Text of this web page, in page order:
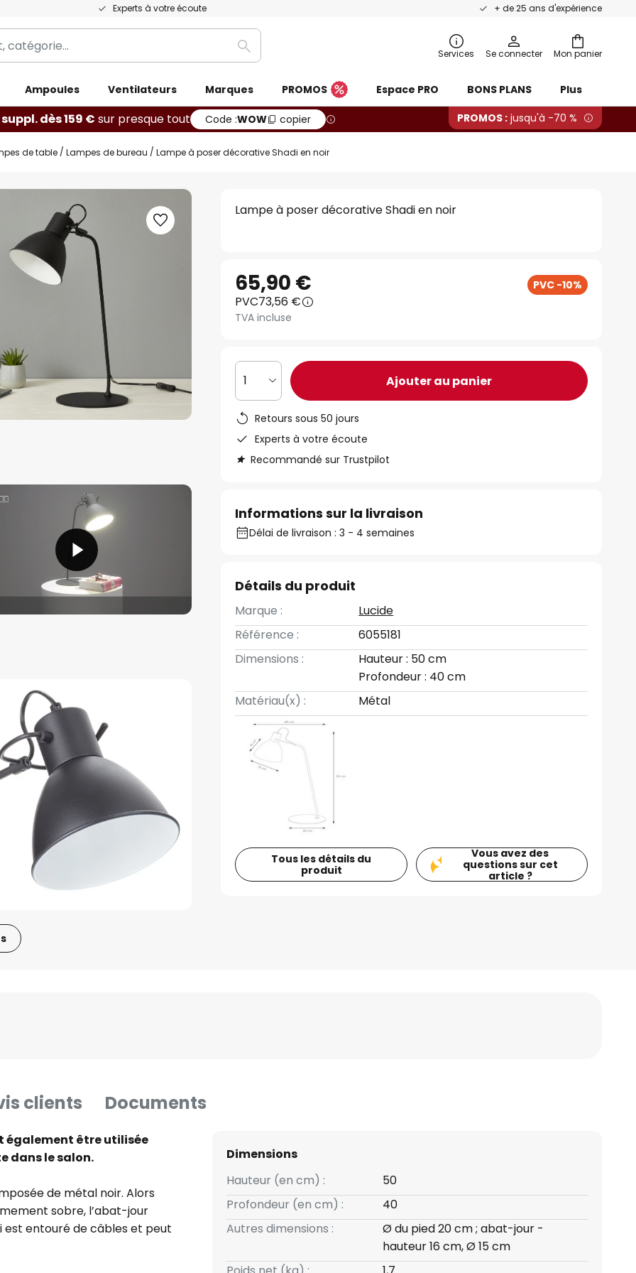
Experts à votre écoute + de 25 ans d'expérience
Mon panier
Rechercher Services Se connecter
Ampoules Ventilateurs Marques PROMOS Espace PRO BONS PLANS Plus
dès 159 € sur presque tout Code :WOW copier PROMOS : jusqu'à -70 %
de table Lampes de bureau Lampe à poser décorative Shadi en noir
Lampe à poser décorative Shadi en noir
65,90 € PVC -10%
PVC73,56 €
TVA incluse
1 Ajouter au panier
Retours sous 50 jours
Experts à votre écoute
Recommandé sur Trustpilot
Informations sur la livraison
Délai de livraison : 3 - 4 semaines
Détails du produit
Marque :
Lucide
Référence :
6055181
Dimensions :
Hauteur : 50 cm
Profondeur : 40 cm
Matériau(x) :
Métal
Tous les détails du
produit
Vous avez des
questions sur cet
article ?
clients Documents
également être utilisée
dans le salon.
de métal noir. Alors
sobre, l’abat-jour
est entouré de câbles et peut
à l’aide de la vis de
Dimensions
Hauteur (en cm) :
50
Profondeur (en cm) :
40
Autres dimensions :
Ø du pied 20 cm ; abat-jour -
hauteur 16 cm, Ø 15 cm